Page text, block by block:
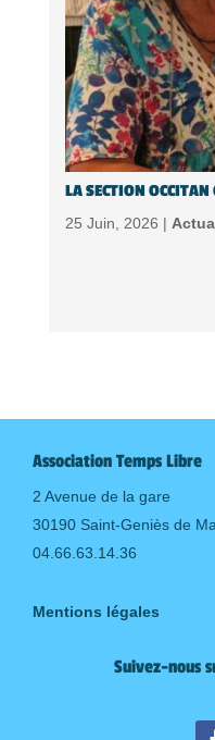
LA SECTION OCCITAN
25 Juin, 2026 |
Association Temps Libre
2 Avenue de la gare
30190 Saint-Geniès de
04.66.63.14.36
Mentions légales
Suivez-nous